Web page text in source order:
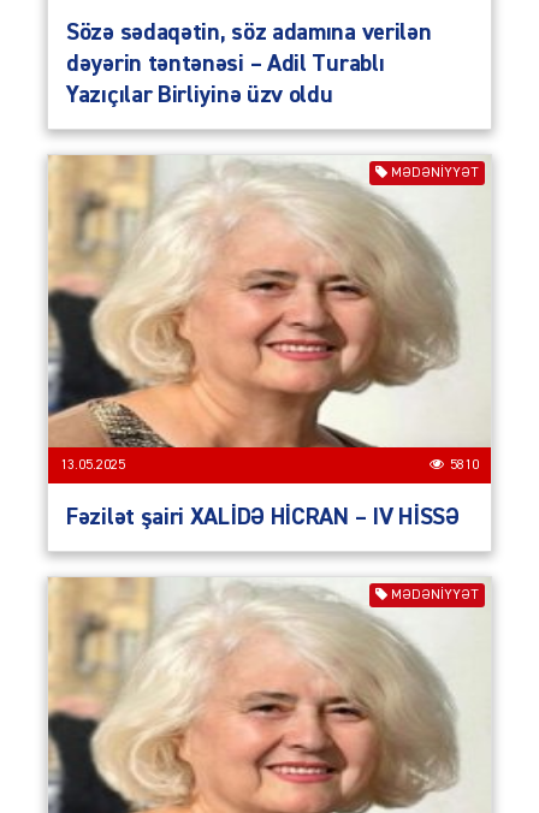
Sözə sədaqətin, söz adamına verilən
dəyərin təntənəsi – Adil Turablı
Yazıçılar Birliyinə üzv oldu
MƏDƏNİYYƏT
13.05.2025 5810
Fəzilət şairi XALİDƏ HİCRAN – IV HİSSƏ
MƏDƏNİYYƏT